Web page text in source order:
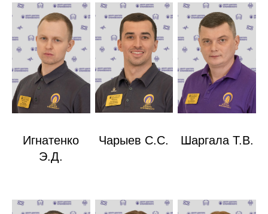
Игнатенко
Э.Д.
Чарыев С.С. Шаргала Т.В.